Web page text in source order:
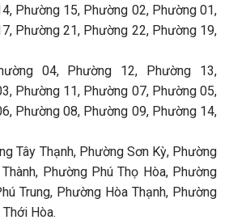
Phường 15, Phường 02, Phường 01,
Phường 21, Phường 22, Phường 19,
04, Phường 12, Phường 13,
Phường 11, Phường 07, Phường 05,
Phường 08, Phường 09, Phường 14,
Tây Thạnh, Phường Sơn Kỳ, Phường
Phường Phú Thọ Hòa, Phường
Trung, Phường Hòa Thạnh, Phường
Hòa.